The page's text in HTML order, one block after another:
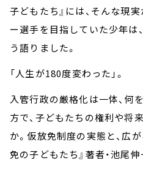
子どもたち』には、そんな現
ー選手を目指していた少年は
う語りました。
「人生が180度変わった」。
入管行政の厳格化は一体、何
方で、子どもたちの権利や将
か。仮放免制度の実態と、広
免の子どもたち』著者・池尾